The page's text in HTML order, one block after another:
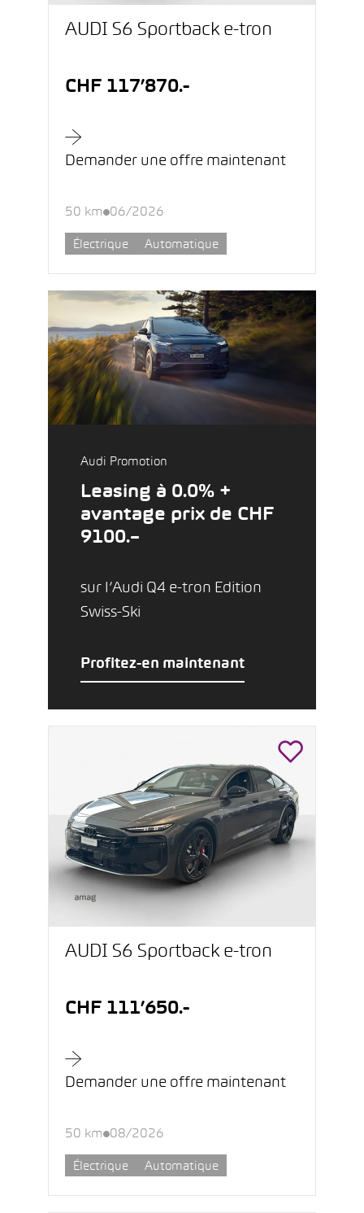
AUDI S6 Sportback e-tron
CHF 117’870.-
Demander une offre maintenant
50 km 06/2026
Électrique Automatique
Audi Promotion
Leasing à 0.0% +
avantage prix de CHF
9100.–
sur l’Audi Q4 e-tron Edition
Swiss-Ski
Profitez-en maintenant
AUDI S6 Sportback e-tron
CHF 111’650.-
Demander une offre maintenant
50 km 08/2026
Électrique Automatique